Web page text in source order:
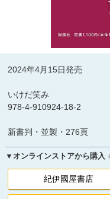
2024年4月15日発売
いけだ笑み
978-4-910924-18-2
新書判・並製・276頁
▼オンラインストアから購入
紀伊國屋書店